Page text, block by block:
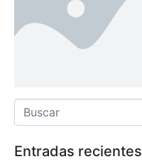
Entradas recientes